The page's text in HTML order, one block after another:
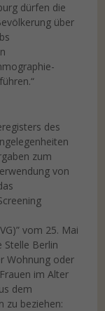
dürfen die
über
des
zum
von
vom 25. Mai
Stelle Berlin
Wohnung oder
im Alter
dem
zu beziehen: